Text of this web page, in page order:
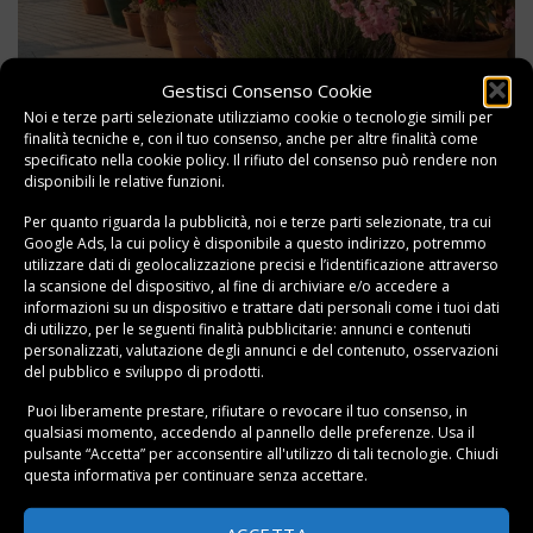
Gestisci Consenso Cookie
Noi e terze parti selezionate utilizziamo cookie o tecnologie simili per
finalità tecniche e, con il tuo consenso, anche per altre finalità come
specificato nella cookie policy. Il rifiuto del consenso può rendere non
disponibili le relative funzioni.
Per quanto riguarda la pubblicità, noi e terze parti selezionate, tra cui
Google Ads, la cui policy è disponibile a questo indirizzo, potremmo
utilizzare dati di geolocalizzazione precisi e l’identificazione attraverso
la scansione del dispositivo, al fine di archiviare e/o accedere a
informazioni su un dispositivo e trattare dati personali come i tuoi dati
di utilizzo, per le seguenti finalità pubblicitarie: annunci e contenuti
personalizzati, valutazione degli annunci e del contenuto, osservazioni
del pubblico e sviluppo di prodotti.
Puoi liberamente prestare, rifiutare o revocare il tuo consenso, in
qualsiasi momento, accedendo al pannello delle preferenze. Usa il
pulsante “Accetta” per acconsentire all'utilizzo di tali tecnologie. Chiudi
questa informativa per continuare senza accettare.
Consigli Pratici per Curare le Piante Estive da
Balcone
Saperecome curare le piante da balcone in estate
differenza tra successo e fallimento. L’irrigazione è
l’aspetto più critico: meglio annaffiare
abbondantemente al mattino presto o alla sera tardi,
evitando le ore centrali quando l’acqua evapora
istantaneamente e può causare shock termici. Per le
piante da balcone resistenti al solein vasi di terracotta,
considera irrigazioni ogni 2-3 giorni; in vasi di plastica,
che trattengono più umidità, puoi distanziare gli
interventi.
La scelta del vaso è fondamentale: la terracotta respira